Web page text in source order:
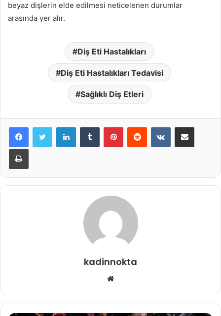
beyaz dişlerin elde edilmesi neticelenen durumlar
arasında yer alır.
Diş Eti Hastalıkları
Diş Eti Hastalıkları Tedavisi
Sağlıklı Diş Etleri
LinkedInTumblr PinterestReddit VKontakteE-Posta ile paylaş
Yazdır
kadinnokta
Web